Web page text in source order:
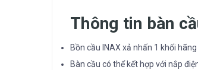
Thông tin bàn
Bồn cầu INAX xả nhấn 1 khối
Bàn cầu có thể kết hợp với nắp